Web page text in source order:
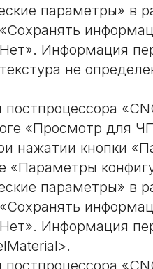
параметры» в
Информация
не
постпроцессора
«Просмотр для
нажатии кнопки
«Параметры
параметры» в
Информация
постпроцессора